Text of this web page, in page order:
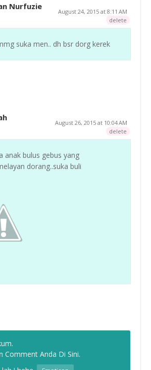
Nurfuzie
August 24, 2015 at 8:11 AM
delete
suka men.. dh bsr dorg kerek
August 26, 2015 at 10:04 AM
delete
anak bulus gebus yang
dorang..suka buli
Comment Anda Di Sini.